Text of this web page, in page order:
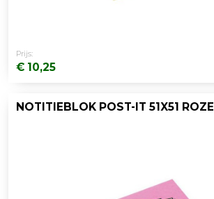
Prijs:
€ 10,25
NOTITIEBLOK POST-IT 51X51 ROZE